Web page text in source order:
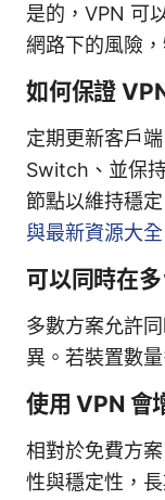
是的，VPN 可
網路下的風險
如何保證
定期更新客戶
Switch、並保
節點以維持穩定
與最新資源大
可以同時在
多數方案允許
異。若裝置數
使用 VPN 會
相對於免費方
性與穩定性，